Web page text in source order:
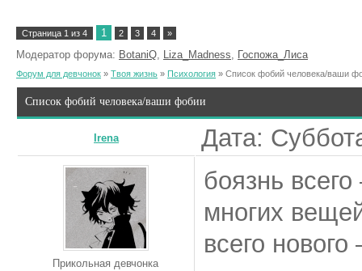
Страница 1 из 4 1 2 3 4 »
Модератор форума: BotaniQ, Liza_Madness, Госпожа_Лиса
Форум для девчонок » Твоя жизнь » Психология » Список фобий человека/ваши
Список фобий человека/ваши фобии
Irena Дата:
Прикольная девчонка
боязнь
многих
всего